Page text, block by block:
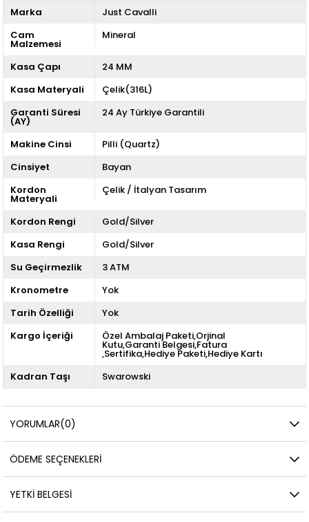
Marka
Just Cavalli
Cam
Malzemesi
Mineral
Kasa Çapı
24 MM
Kasa Materyali
Çelik(316L)
Garanti Süresi
(AY)
24 Ay Türkiye Garantili
Makine Cinsi
Pilli (Quartz)
Cinsiyet
Bayan
Kordon
Materyali
Çelik / İtalyan Tasarım
Kordon Rengi
Gold/Silver
Kasa Rengi
Gold/Silver
Su Geçirmezlik
3 ATM
Kronometre
Yok
Tarih Özelliği
Yok
Kargo İçeriği
Özel Ambalaj Paketi,Orjinal
Kutu,Garanti Belgesi,Fatura
,Sertifika,Hediye Paketi,Hediye Kartı
Kadran Taşı
Swarowski
YORUMLAR(0)
ÖDEME SEÇENEKLERI
YETKİ BELGESİ